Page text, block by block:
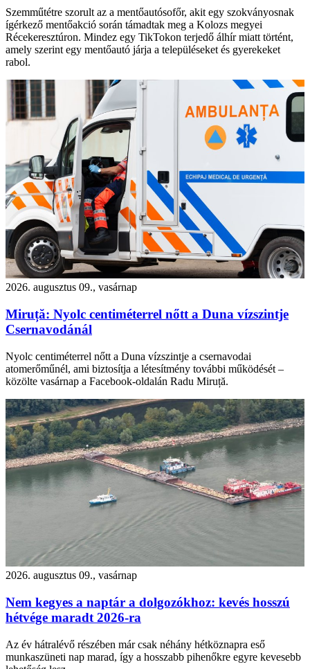
Szemműtétre szorult az a mentőautósofőr, akit egy szokványosnak
ígérkező mentőakció során támadtak meg a Kolozs megyei
Récekeresztúron. Mindez egy TikTokon terjedő álhír miatt történt,
amely szerint egy mentőautó járja a településeket és gyerekeket
rabol.
2026. augusztus 09., vasárnap
Miruță: Nyolc centiméterrel nőtt a Duna vízszintje
Csernavodánál
Nyolc centiméterrel nőtt a Duna vízszintje a csernavodai
atomerőműnél, ami biztosítja a létesítmény további működését –
közölte vasárnap a Facebook-oldalán Radu Miruță.
2026. augusztus 09., vasárnap
Nem kegyes a naptár a dolgozókhoz: kevés hosszú
hétvége maradt 2026-ra
Az év hátralévő részében már csak néhány hétköznapra eső
munkaszüneti nap marad, így a hosszabb pihenőkre egyre kevesebb